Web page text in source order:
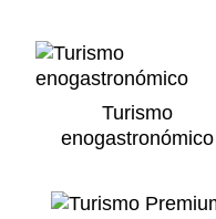
Turismo
enogastronómico